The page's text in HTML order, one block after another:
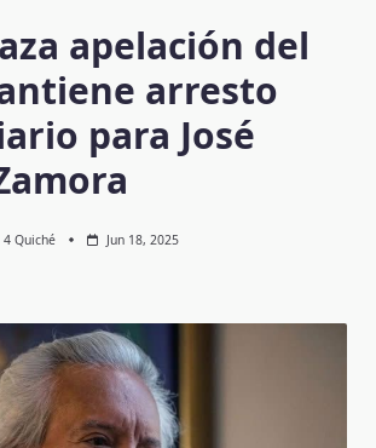
apelación del
arresto
para José
4 Quiché Jun 18, 2025